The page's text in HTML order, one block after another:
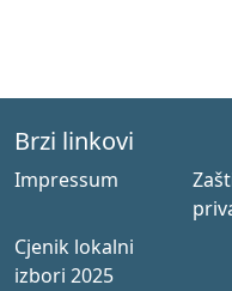
Brzi linkovi
Impressum
Cjenik lokalni
izbori 2025